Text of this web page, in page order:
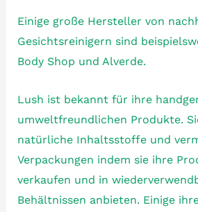
Einige große Hersteller von
Gesichtsreinigern sind
Body Shop und Alverde.
Lush ist bekannt für ihre
umweltfreundlichen Produkte.
natürliche Inhaltsstoffe und
Verpackungen indem sie ihre
verkaufen und in
Behältnissen anbieten. Einige